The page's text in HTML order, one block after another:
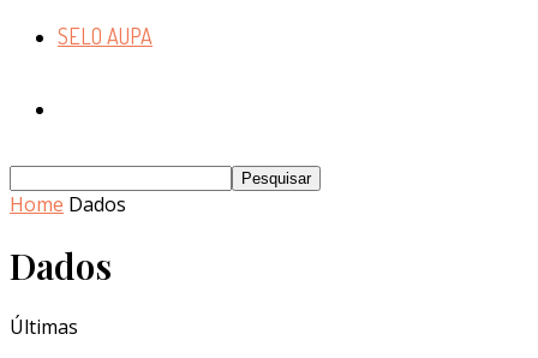
SELO AUPA
Home Dados
Dados
Últimas